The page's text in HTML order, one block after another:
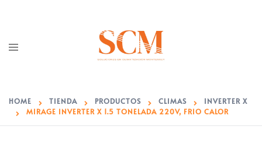
Toggle
Menu
HOME TIENDA PRODUCTOS CLIMAS
INVERTER X
MIRAGE INVERTER X 1.5 TONELADA 220V, FRIO CALOR